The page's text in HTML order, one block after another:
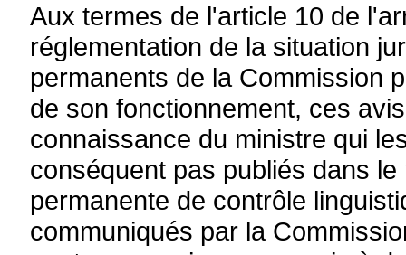
Aux termes de l'article 10 de
réglementation de la situation
permanents de la Commission
de son fonctionnement, ces
connaissance du ministre qui
conséquent pas publiés dans
permanente de contrôle
communiqués par la